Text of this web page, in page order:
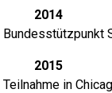
2014
Bundesstützpunkt
2015
in